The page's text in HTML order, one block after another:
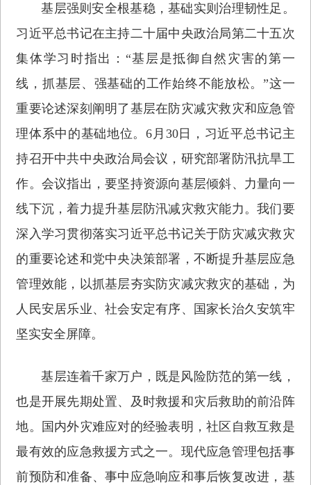
基层强则安全根基稳，基础实则治理韧性足。
习近平总书记在主持二十届中央政治局第二十五次
集体学习时指出：“基层是抵御自然灾害的第一
线，抓基层、强基础的工作始终不能放松。”这一
重要论述深刻阐明了基层在防灾减灾救灾和应急管
理体系中的基础地位。6月30日，习近平总书记主
持召开中共中央政治局会议，研究部署防汛抗旱工
作。会议指出，要坚持资源向基层倾斜、力量向一
线下沉，着力提升基层防汛减灾救灾能力。我们要
深入学习贯彻落实习近平总书记关于防灾减灾救灾
的重要论述和党中央决策部署，不断提升基层应急
管理效能，以抓基层夯实防灾减灾救灾的基础，为
人民安居乐业、社会安定有序、国家长治久安筑牢
坚实安全屏障。
基层连着千家万户，既是风险防范的第一线，
也是开展先期处置、及时救援和灾后救助的前沿阵
地。国内外灾难应对的经验表明，社区自救互救是
最有效的应急救援方式之一。现代应急管理包括事
前预防和准备、事中应急响应和事后恢复改进，基